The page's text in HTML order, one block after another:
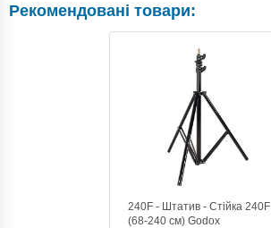
Рекомендовані товари:
240F - Штатив - Стійка 240F
(68-240 см) Godox